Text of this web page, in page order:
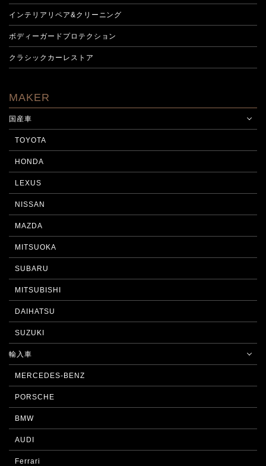
インテリアリペア&クリーニング
ボディーガードプロテクション
クラシックカーレストア
MAKER
国産車
TOYOTA
HONDA
LEXUS
NISSAN
MAZDA
MITSUOKA
SUBARU
MITSUBISHI
DAIHATSU
SUZUKI
輸入車
MERCEDES-BENZ
PORSCHE
BMW
AUDI
Ferrari